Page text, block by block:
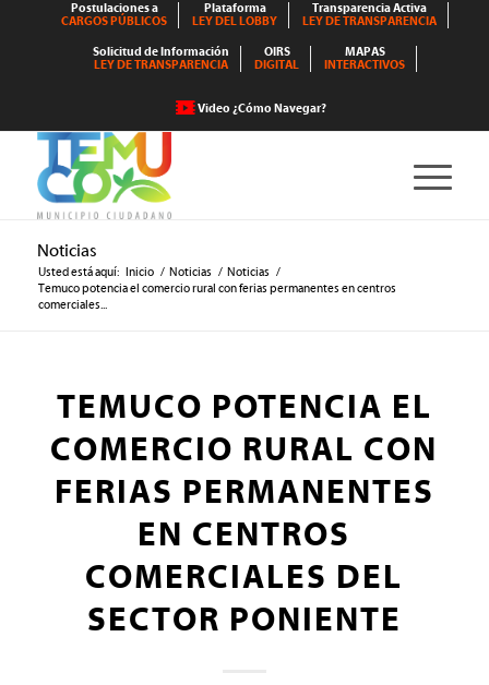
Postulaciones a
CARGOS PÚBLICOS
Plataforma
LEY DEL LOBBY
Transparencia Activa
LEY DE TRANSPARENCIA
Solicitud de Información
LEY DE TRANSPARENCIA
OIRS
DIGITAL
MAPAS
INTERACTIVOS
Video ¿Cómo Navegar?
Noticias
Usted está aquí: Inicio / Noticias / Noticias /
Temuco potencia el comercio rural con ferias permanentes en centros
comerciales...
TEMUCO POTENCIA EL
COMERCIO RURAL CON
FERIAS PERMANENTES
EN CENTROS
COMERCIALES DEL
SECTOR PONIENTE